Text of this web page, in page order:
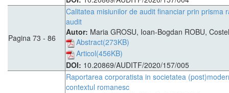
Pagina 73 - 86
Calitatea misiunilor de audit financiar prin prisma
audit
Autor: Maria GROSU, Ioan-Bogdan ROBU,
Abstract(273KB)
Articol(456KB)
DOI: 10.20869/AUDITF/2020/157/005
Raportarea corporatista in societatea
contextul romanesc